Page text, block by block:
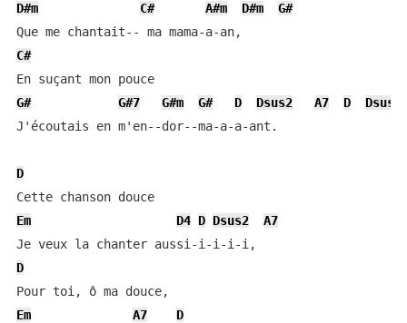
D#m
C# A#m D#m
G#
C#
En suçant mon pouce
G#
G#7 G#m G# D Dsus2 A7 D
Dsus2
J'écoutais en m'en--dor--ma-a-a-ant.
D
Cette chanson douce
Em
D4 D Dsus2
A7
D
Em
A7
D